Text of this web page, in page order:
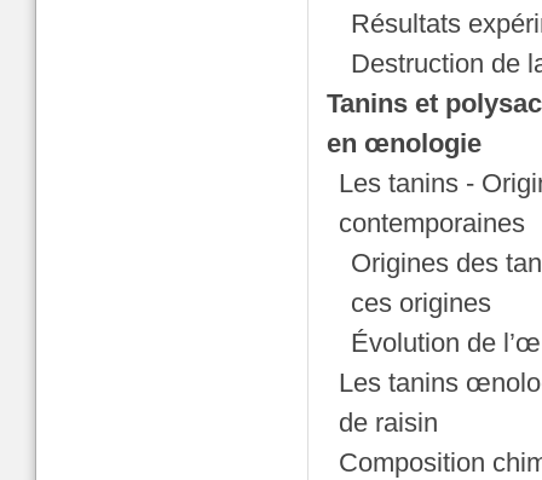
Résultats
Destruction de
Tanins et
en œnologie
Les tanins -
contemporaines
Origines des
ces origines
Évolution de
Les tanins
de raisin
Composition